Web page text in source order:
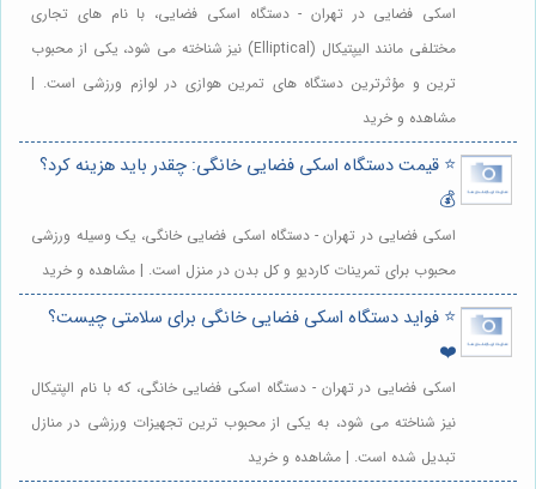
اسکی فضایی در تهران - دستگاه اسکی فضایی، با نام های تجاری
مختلفی مانند الیپتیکال (Elliptical) نیز شناخته می شود، یکی از محبوب
ترین و مؤثرترین دستگاه های تمرین هوازی در لوازم ورزشی است. |
مشاهده و خرید
⭐️ قیمت دستگاه اسکی فضایی خانگی: چقدر باید هزینه کرد؟
💰
اسکی فضایی در تهران - دستگاه اسکی فضایی خانگی، یک وسیله ورزشی
محبوب برای تمرینات کاردیو و کل بدن در منزل است. | مشاهده و خرید
⭐️ فواید دستگاه اسکی فضایی خانگی برای سلامتی چیست؟
❤️
اسکی فضایی در تهران - دستگاه اسکی فضایی خانگی، که با نام الپتیکال
نیز شناخته می شود، به یکی از محبوب ترین تجهیزات ورزشی در منازل
تبدیل شده است. | مشاهده و خرید